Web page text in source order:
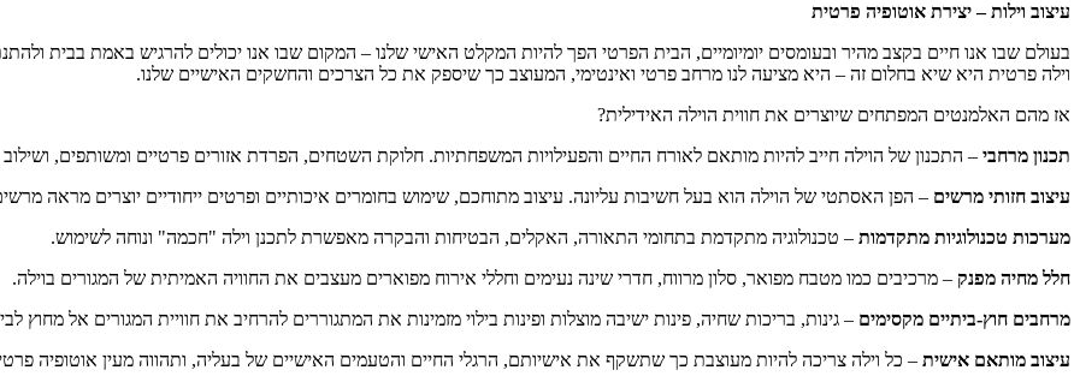
עיצוב וילות – יצירת אוטופיה פרטית
בעולם שבו אנו חיים בקצב מהיר ובעומסים יומיומיים, הבית הפרטי הפך להיות המקלט האישי שלנו – המקום שבו אנו יכולים להרגיש באמת בבית
וילה פרטית היא שיא בחלום זה – היא מציעה לנו מרחב פרטי ואינטימי, המעוצב כך שיספק את כל הצרכים והחשקים האישיים שלנו.
אז מהם האלמנטים המפתחים שיוצרים את חווית הוילה האידילית?
תכנון מרחבי – התכנון של הוילה חייב להיות מותאם לאורח החיים והפעילויות המשפחתיות. חלוקת השטחים, הפרדת אזורים פרטיים ומשותפים, ושילוב
עיצוב חזותי מרשים – הפן האסתטי של הוילה הוא בעל חשיבות עליונה. עיצוב מתוחכם, שימוש בחומרים איכותיים ופרטים ייחודיים יוצרים מראה
מערכות טכנולוגיות מתקדמות – טכנולוגיה מתקדמת בתחומי התאורה, האקלים, הבטיחות והבקרה מאפשרת לתכנן וילה "חכמה" ונוחה לשימוש.
חלל מחיה מפנק – מרכיבים כמו מטבח מפואר, סלון מרווח, חדרי שינה נעימים וחללי אירוח מפוארים מעצבים את החוויה האמיתית של המגורים בוילה.
מרחבים חוץ-ביתיים מקסימים – גינות, בריכות שחיה, פינות ישיבה מוצלות ופינות בילוי מזמינות את המתגוררים להרחיב את חוויית המגורים אל מחוץ
עיצוב מותאם אישית – כל וילה צריכה להיות מעוצבת כך שתשקף את אישיותם, הרגלי החיים והטעמים האישיים של בעליה, ותהווה מעין אוטופיה